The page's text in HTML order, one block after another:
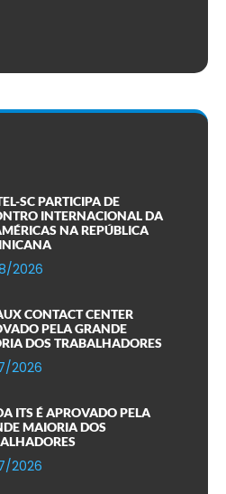
SC PARTICIPA DE
INTERNACIONAL DA
NA REPÚBLICA
2026
CONTACT CENTER
PELA GRANDE
DOS TRABALHADORES
2026
ITS É APROVADO PELA
MAIORIA DOS
2026